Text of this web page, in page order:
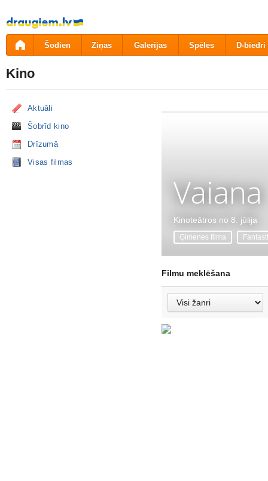
Pāriet
uz
saturu
Šodien Ziņas Galerijas Spēles D-biedri
Kino
Aktuāli
Šobrīd kino
Drīzumā
Visas filmas
Vaiana
Kinoteātros no 8. jūlija
Ģimenes filma
Filmu meklēšana